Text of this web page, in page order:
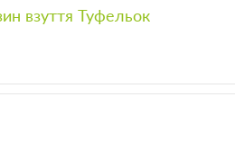
взуття Туфельок